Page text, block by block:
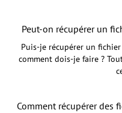
Peut-on récupérer un
Puis-je récupérer un
comment dois-je faire ?
Comment récupérer des